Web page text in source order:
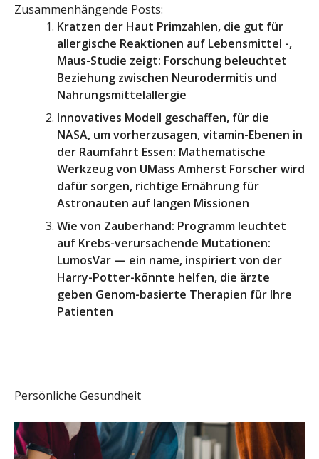
Zusammenhängende Posts:
Kratzen der Haut Primzahlen, die gut für
allergische Reaktionen auf Lebensmittel -,
Maus-Studie zeigt: Forschung beleuchtet
Beziehung zwischen Neurodermitis und
Nahrungsmittelallergie
Innovatives Modell geschaffen, für die
NASA, um vorherzusagen, vitamin-Ebenen in
der Raumfahrt Essen: Mathematische
Werkzeug von UMass Amherst Forscher wird
dafür sorgen, richtige Ernährung für
Astronauten auf langen Missionen
Wie von Zauberhand: Programm leuchtet
auf Krebs-verursachende Mutationen:
LumosVar — ein name, inspiriert von der
Harry-Potter-könnte helfen, die ärzte
geben Genom-basierte Therapien für Ihre
Patienten
Persönliche Gesundheit